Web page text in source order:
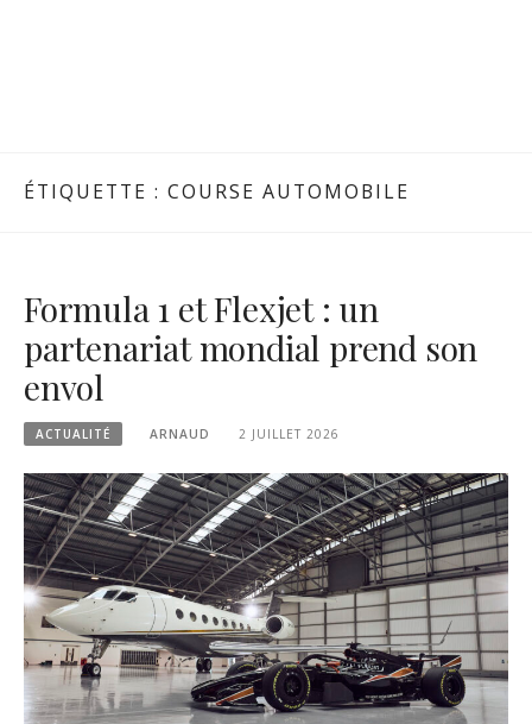
ÉTIQUETTE : COURSE AUTOMOBILE
Formula 1 et Flexjet : un
partenariat mondial prend son
envol
ACTUALITÉ ARNAUD 2 JUILLET 2026